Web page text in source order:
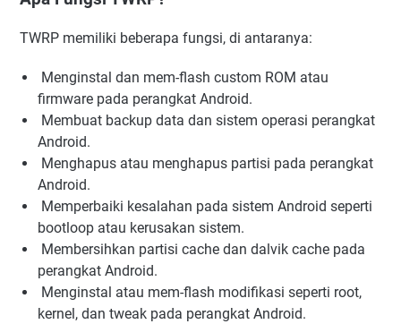
TWRP memiliki beberapa fungsi, di antaranya:
Menginstal dan mem-flash custom ROM atau
firmware pada perangkat Android.
Membuat backup data dan sistem operasi perangkat
Android.
Menghapus atau menghapus partisi pada perangkat
Android.
Memperbaiki kesalahan pada sistem Android seperti
bootloop atau kerusakan sistem.
Membersihkan partisi cache dan dalvik cache pada
perangkat Android.
Menginstal atau mem-flash modifikasi seperti root,
kernel, dan tweak pada perangkat Android.